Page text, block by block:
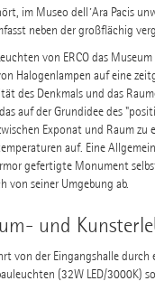
im Museo dell´Ara Pacis
neben der großflächig
von ERCO das
Halogenlampen auf eine
des Denkmals und das
auf der Grundidee des
Exponat und Raum
auf. Eine
gefertigte Monument
von seiner Umgebung ab.
und
von der Eingangshalle
(32W LED/3000K)